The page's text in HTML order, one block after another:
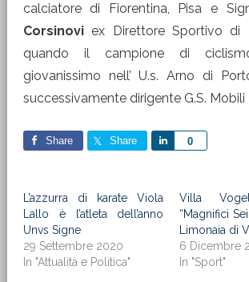
calciatore di Fiorentina, Pisa e
Corsinoviex Direttore Sportivo di
quando il campione di
giovanissimo nell’ U.s. Arno di
successivamente dirigente G.S. Mobili
Share Share 0
Share
L’azzurra di karate Viola
Lallo è l’atleta dell’anno
Unvs Signe
29 Settembre 2020
In "Attualità e Politica"
Villa
“Magnifici
Limonaia di
6 Dicembre
In "Sport"